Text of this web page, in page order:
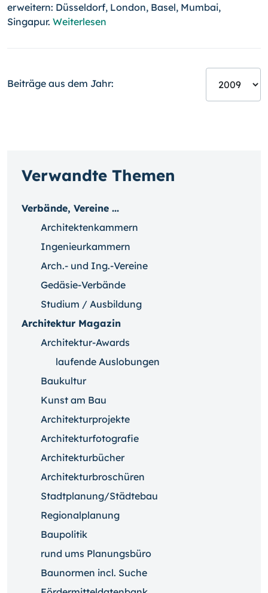
erweitern: Düsseldorf, London, Basel, Mumbai,
Singapur. Weiterlesen
Beiträge aus dem Jahr:
Verwandte Themen
Verbände, Vereine ...
Architektenkammern
Ingenieurkammern
Arch.- und Ing.-Vereine
Gedäsie-Verbände
Studium / Ausbildung
Architektur Magazin
Architektur-Awards
laufende Auslobungen
Baukultur
Kunst am Bau
Architekturprojekte
Architekturfotografie
Architekturbücher
Architekturbroschüren
Stadtplanung/Städtebau
Regionalplanung
Baupolitik
rund ums Planungsbüro
Baunormen incl. Suche